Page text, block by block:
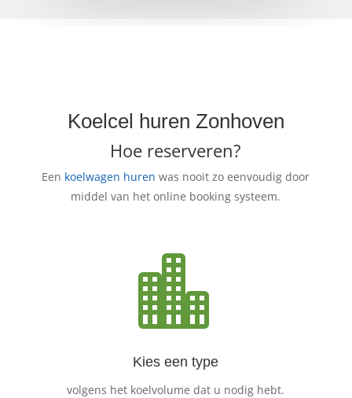
Koelcel huren Zonhoven
Hoe reserveren?
Een koelwagen huren was nooit zo eenvoudig door
middel van het online booking systeem.

Kies een type
volgens het koelvolume dat u nodig hebt.